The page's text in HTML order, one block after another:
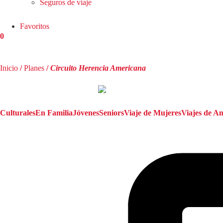
Seguros de viaje
Favoritos
0
Inicio /Planes /Circuito Herencia Americana
CulturalesEn FamiliaJóvenesSeniorsViaje de MujeresViajes de